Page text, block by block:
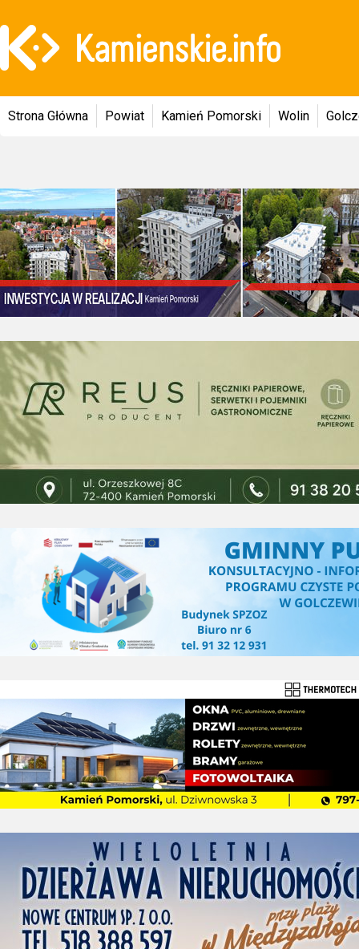
Strona Główna Powiat Kamień Pomorski Wolin